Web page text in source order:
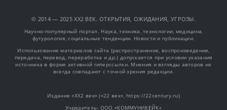
© 2014 — 2025 XX2 ВЕК. ОТКРЫТИЯ, ОЖИДАНИЯ, УГРОЗЫ.
Научно-популярный портал. Наука, техника, технологии, медицина,
футурология, социальные тенденции. Новости и публикации.
Использование материалов сайта (распространение, воспроизведение,
передача, перевод, переработка и др.) допускается при условии указания
источника в форме активной гиперссылки. Мнения и взгляды авторов не
всегда совпадают с точкой зрения редакции.
Издание «XX2 век» («22 век», https://22century.ru)
Учредитель: OOO «КОММУНИКЕЙК»